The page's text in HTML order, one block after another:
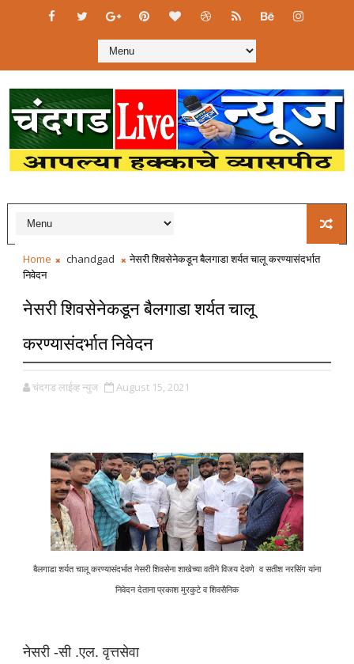
Home chandgad
नेसरी शिवसेनेकडून बैलगाडा शर्यत चालू करण्यासंदर्भात
निवेदन
नेसरी शिवसेनेकडून बैलगाडा शर्यत चालू
करण्यासंदर्भात निवेदन
चंदगड लाईव्ह न्युज August 15, 2021
बैलगाडा शर्यत चालू करण्यासंदर्भात नेसरी शिवसेना शाखेच्या वतीने विजय देवणे व सतीश नरसिंग यांना
निवेदन देताना प्रकाश मुरकुटे व शिवसैनिक
नेसरी -सी .एल. वृत्तसेवा